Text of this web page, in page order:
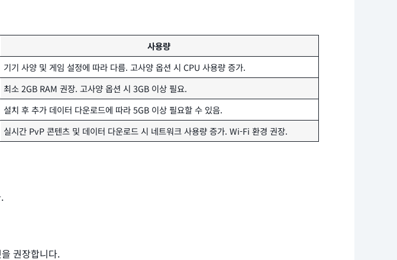
사용량
기기 사양 및 게임 설정에 따라 다름. 고사양 옵션 시 CPU 사용량 증가.
최소 2GB RAM 권장. 고사양 옵션 시 3GB 이상 필요.
설치 후 추가 데이터 다운로드에 따라 5GB 이상 필요할 수 있음.
실시간 PvP 콘텐츠 및 데이터 다운로드 시 네트워크 사용량 증가. Wi-Fi 환경 권장.
권장합니다.